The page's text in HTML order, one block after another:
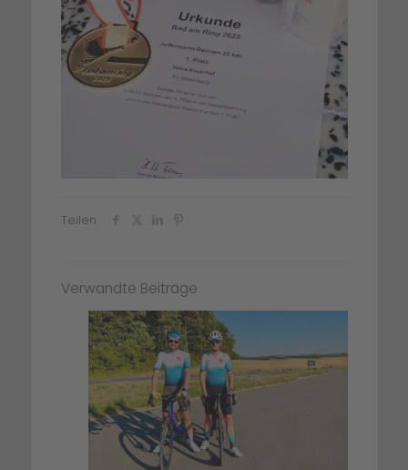
Teilen
Verwandte Beiträge